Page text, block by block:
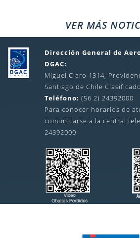
VER MÁS
Dirección General de
DGAC:
Miguel Claro 1314,
Santiago de Chile
Teléfono: (56 2) 24392000
Para conocer horarios de
comunicarse a la central
24392000.